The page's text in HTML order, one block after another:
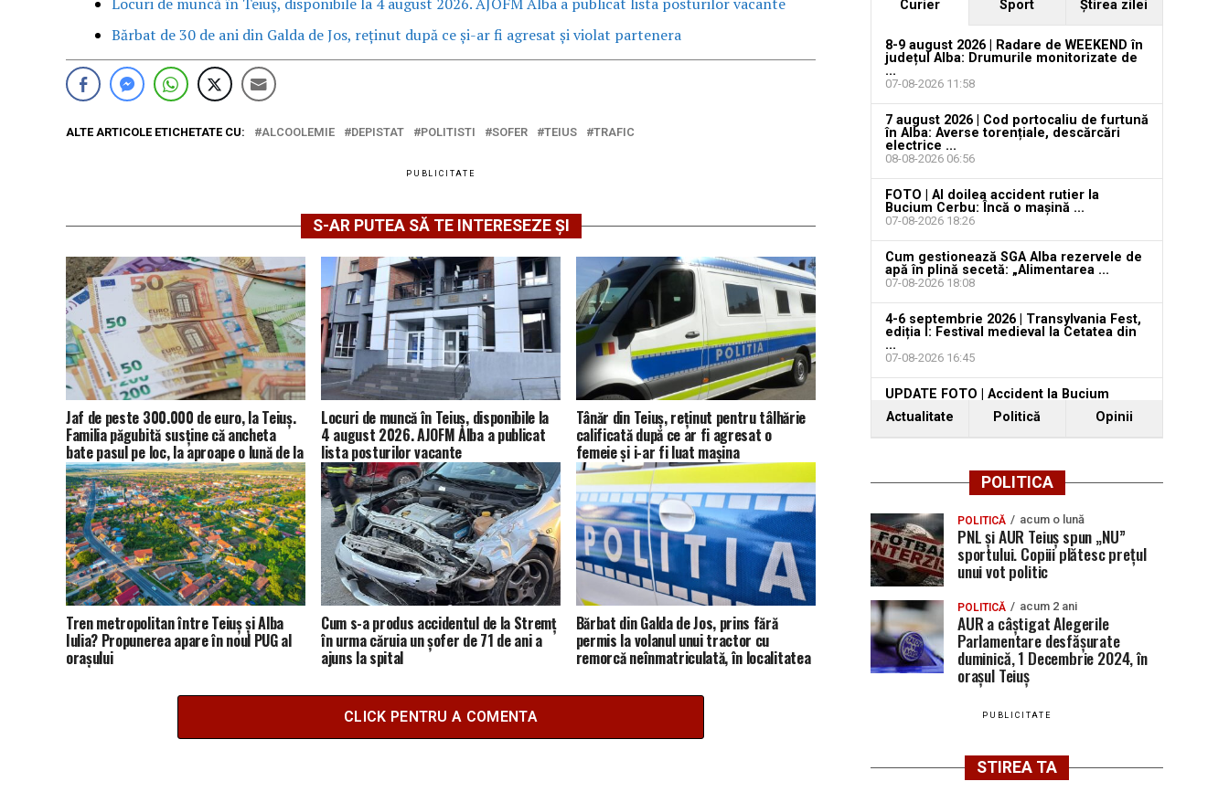
Bărbat de 30 de ani din Galda de Jos, reținut după ce și-ar fi agresat și violat partenera
ALTE ARTICOLE ETICHETATE CU: ALCOOLEMIE DEPISTAT POLITISTI SOFER TEIUS TRAFIC
PUBLICITATE
S-AR PUTEA SĂ TE INTERESEZE ȘI
Jaf de peste 300.000 de euro, la Teiuș.
Familia păgubită susține că ancheta
bate pasul pe loc, la aproape o lună de la
spargere
Locuri de muncă în Teiuș, disponibile la
4 august 2026. AJOFM Alba a publicat
lista posturilor vacante
Tânăr din Teiuș, reținut pentru tâlhărie
calificată după ce ar fi agresat o
femeie și i-ar fi luat mașina
Tren metropolitan între Teiuș și Alba
Iulia? Propunerea apare în noul PUG al
orașului
Cum s-a produs accidentul de la Stremț
în urma căruia un șofer de 71 de ani a
ajuns la spital
Bărbat din Galda de Jos, prins fără
permis la volanul unui tractor cu
remorcă neînmatriculată, în localitatea
CLICK PENTRU A COMENTA
Curier Sport Ştirea zilei
8-9 august 2026 | Radare de WEEKEND în
județul Alba: Drumurile monitorizate de
...
07-08-2026 11:58
7 august 2026 | Cod portocaliu de furtună
în Alba: Averse torențiale, descărcări
electrice ...
08-08-2026 06:56
FOTO | Al doilea accident rutier la
Bucium Cerbu: Încă o mașină ...
07-08-2026 18:26
Cum gestionează SGA Alba rezervele de
apă în plină secetă: „Alimentarea ...
07-08-2026 18:08
4-6 septembrie 2026 | Transylvania Fest,
ediția I: Festival medieval la Cetatea din
...
07-08-2026 16:45
UPDATE FOTO | Accident la Bucium
07-08-2026 16:13
Actualitate Politică Opinii
POLITICA
POLITICĂ acum o lună
PNL și AUR Teiuș spun „NU”
sportului. Copiii plătesc prețul
unui vot politic
POLITICĂ acum 2 ani
AUR a câștigat Alegerile
Parlamentare desfășurate
duminică, 1 Decembrie 2024, în
orașul Teiuș
PUBLICITATE
STIREA TA